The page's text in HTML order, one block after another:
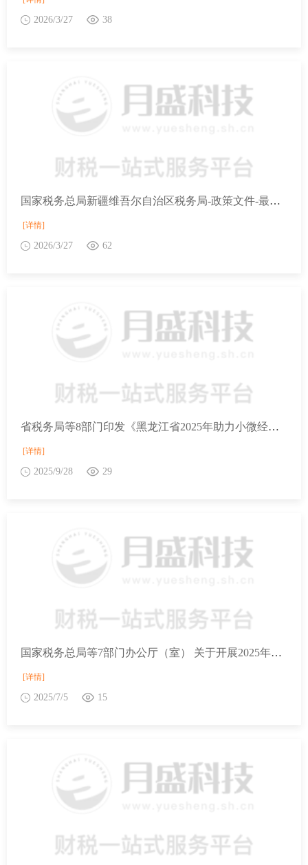
2026/3/27 38
国家税务总局新疆维吾尔自治区税务局-政策文件-最新文件-国家税务总局等9部门关于开展2026年助力小微经营主体发展“春雨润苗”专项行动的通知
[详情]
2026/3/27 62
省税务局等8部门印发《黑龙江省2025年助力小微经营主体发展“春雨润苗”专项行动工作任务》的通知
[详情]
2025/9/28 29
国家税务总局等7部门办公厅（室） 关于开展2025年助力小微经营主体发展“春雨润苗”专项行动的通知
[详情]
2025/7/5 15